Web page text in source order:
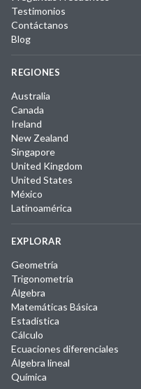
Testimonios
Contáctanos
Blog
REGIONES
Australia
Canada
Ireland
New Zealand
Singapore
United Kingdom
United States
México
Latinoamérica
EXPLORAR
Geometría
Trigonometría
Álgebra
Matemáticas Básica
Estadística
Cálculo
Ecuaciones diferenciales
Álgebra lineal
Química